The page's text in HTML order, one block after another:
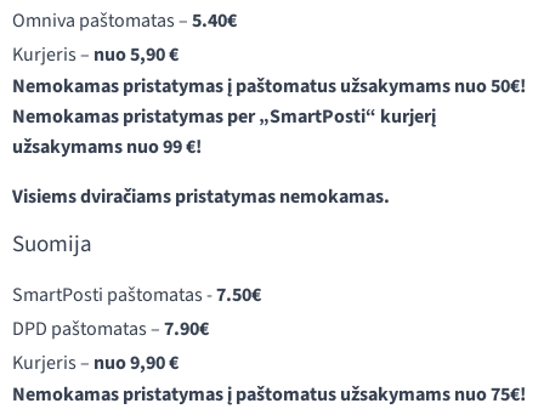
Omniva paštomatas –5.40€
Kurjeris – nuo 5,90 €
Nemokamas pristatymas į paštomatus užsakymams nuo 50€!
Nemokamas pristatymas per „SmartPosti“ kurjerį
užsakymams nuo 99 €!
Visiems dviračiams pristatymas nemokamas.
Suomija
SmartPosti paštomatas -7.50€
DPD paštomatas –7.90€
Kurjeris – nuo 9,90 €
Nemokamas pristatymas į paštomatus užsakymams nuo 75€!